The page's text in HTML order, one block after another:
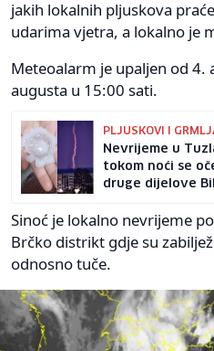
jakih lokalnih pljuskova
udarima vjetra, a lokalno je
Meteoalarm je upaljen od 4.
augusta u 15:00 sati.
PLJUSKOVI I
Nevrijeme u
tokom noći se
druge dijelove
Sinoć je lokalno nevrijeme
Brčko distrikt gdje su
odnosno tuče.